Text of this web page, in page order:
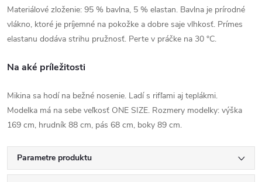
Materiálové zloženie: 95 % bavlna, 5 % elastan. Bavlna je prírodné
vlákno, ktoré je príjemné na pokožke a dobre saje vlhkosť. Prímes
elastanu dodáva strihu pružnosť. Perte v práčke na 30 °C.
Na aké príležitosti
Mikina sa hodí na bežné nosenie. Ladí s rifľami aj teplákmi.
Modelka má na sebe veľkosť ONE SIZE. Rozmery modelky: výška
169 cm, hrudník 88 cm, pás 68 cm, boky 89 cm.
Parametre produktu